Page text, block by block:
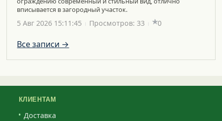
вписывается в загородный участок.
5 Авг 2026 15:11:45 Просмотров: 33 0
Все записи →
КЛИЕНТАМ
Доставка